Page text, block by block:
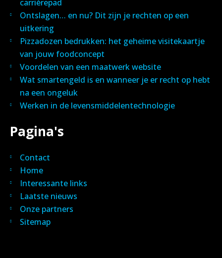
carrièrepad
Ontslagen… en nu? Dit zijn je rechten op een
uitkering
Pizzadozen bedrukken: het geheime visitekaartje
van jouw foodconcept
Voordelen van een maatwerk website
Wat smartengeld is en wanneer je er recht op hebt
na een ongeluk
Werken in de levensmiddelentechnologie
Pagina's
Contact
Home
Interessante links
Laatste nieuws
Onze partners
Sitemap